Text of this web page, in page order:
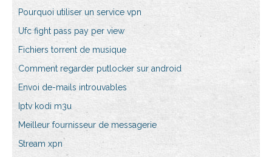
Pourquoi utiliser un service vpn
Ufc fight pass pay per view
Fichiers torrent de musique
Comment regarder putlocker sur android
Envoi de-mails introuvables
Iptv kodi m3u
Meilleur fournisseur de messagerie
Stream xpn